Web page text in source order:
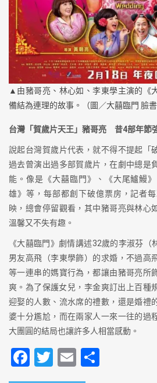
▲由豬哥亮、林心如、李東學主演的《
備結為連理的故事。（圖／大囍臨門 臉書
台灣「賀歲片天王」豬哥亮 昔4部年節
說起台灣賀歲片代表，就不得不提起「
過去曾演出過多部賀歲片，在劇中總是
能。像是《大囍臨門》、《大尾鱸鰻
雄》等，每部都創下破億票房，記者
映，總會停留觀看，其中豬哥亮與林心
溫馨又不失有趣。
《大囍臨門》劇情講述32歲的李淑芬
男友高飛（李東學飾）的求婚，不過高
等一連串的媽寶行為，都讓由豬哥亮所
爽。為了保護女兒，李金爽訂出上百種
迎娶的人數、流水席的禮數，還是婚禮
婆十分尷尬，而在兩家人一來一往的過
大團圓的結局也讓許多人相當感動。
F
a
T
wi
E
m